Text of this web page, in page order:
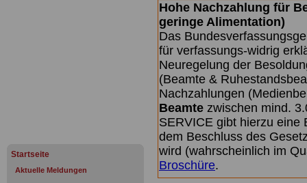
Startseite
Aktuelle Meldungen
Hohe Nachzahlung für
geringe Alimentation)
Das
für verfassungs-widrig
Neuregelung der
(Beamte &
Nachzahlungen
Beamte zwischen mind.
SERVICE gibt hierzu eine
dem Beschluss des
wird (wahrscheinlich im
Broschüre.